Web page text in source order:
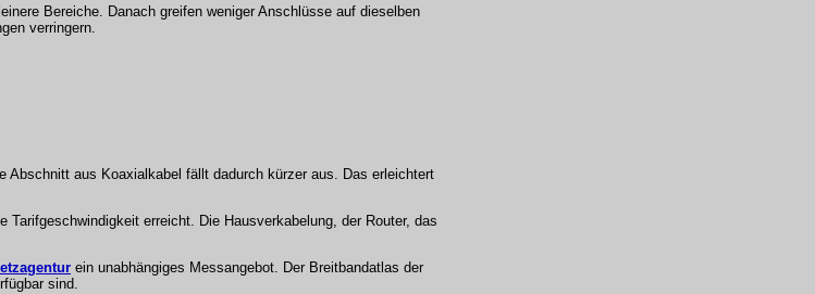
Bereiche. Danach greifen weniger Anschlüsse auf dieselben
verringern.
Abschnitt aus Koaxialkabel fällt dadurch kürzer aus. Das erleichtert
erreicht. Die Hausverkabelung, der Router, das
ein unabhängiges Messangebot. Der Breitbandatlas der
sind.